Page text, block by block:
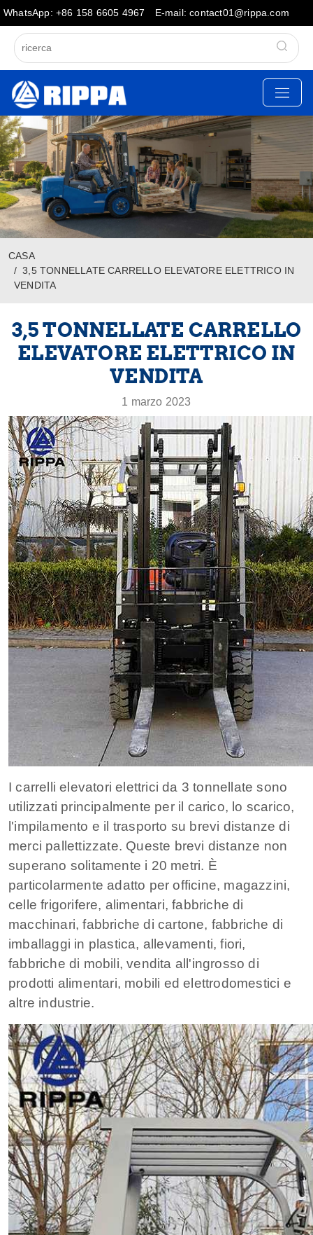
WhatsApp: +86 158 6605 4967 E-mail: contact01@rippa.com
CASA
3,5 TONNELLATE CARRELLO ELEVATORE ELETTRICO IN
VENDITA
3,5 TONNELLATE CARRELLO
ELEVATORE ELETTRICO IN
VENDITA
1 marzo 2023
I carrelli elevatori elettrici da 3 tonnellate sono
utilizzati principalmente per il carico, lo scarico,
l'impilamento e il trasporto su brevi distanze di
merci pallettizzate. Queste brevi distanze non
superano solitamente i 20 metri. È
particolarmente adatto per officine, magazzini,
celle frigorifere, alimentari, fabbriche di
macchinari, fabbriche di cartone, fabbriche di
imballaggi in plastica, allevamenti, fiori,
fabbriche di mobili, vendita all'ingrosso di
prodotti alimentari, mobili ed elettrodomestici e
altre industrie.